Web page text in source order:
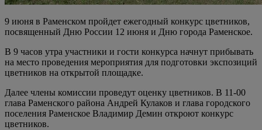
9 июня в Раменском пройдет ежегодный конкурс цветников,
посвященный Дню России 12 июня и Дню города Раменское.
В 9 часов утра участники и гости конкурса начнут прибывать
на место проведения мероприятия для подготовки экспозиций
цветников на открытой площадке.
Далее члены комиссии проведут оценку цветников. В 11-00
глава Раменского района Андрей Кулаков и глава городского
поселения Раменское Владимир Демин откроют конкурс
цветников.